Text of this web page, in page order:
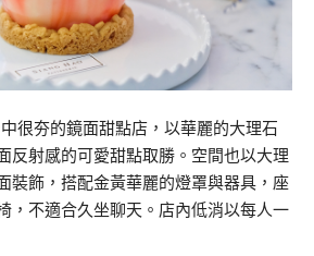
很夯的鏡面甜點店，以華麗的大理石
反射感的可愛甜點取勝。空間也以大理
裝飾，搭配金黃華麗的燈罩與器具，座
，不適合久坐聊天。店內低消以每人一